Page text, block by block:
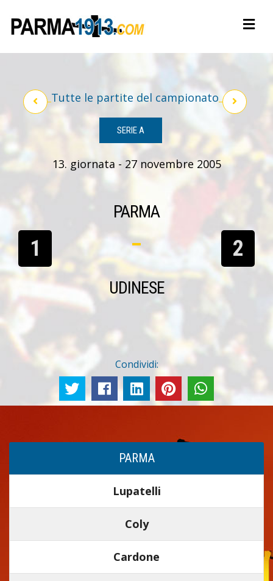
Tutte le partite del campionato
SERIE A
13. giornata - 27 novembre 2005
PARMA
1 2
UDINESE
Condividi:
PARMA
Lupatelli
Coly
Cardone